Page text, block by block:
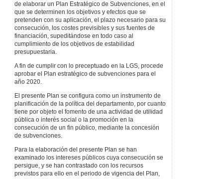
de elaborar un Plan Estratégico de Subvenciones, en el
que se determinen los objetivos y efectos que se
pretenden con su aplicación, el plazo necesario para su
consecución, los costes previsibles y sus fuentes de
financiación, supeditándose en todo caso al
cumplimiento de los objetivos de estabilidad
presupuestaria.
A fin de cumplir con lo preceptuado en la LGS, procede
aprobar el Plan estratégico de subvenciones para el
año 2020.
El presente Plan se configura como un instrumento de
planificación de la política del departamento, por cuanto
tiene por objeto el fomento de una actividad de utilidad
pública o interés social o la promoción en la
consecución de un fin público, mediante la concesión
de subvenciones.
Para la elaboración del presente Plan se han
examinado los intereses públicos cuya consecución se
persigue, y se han contrastado con los recursos
previstos para ello en el periodo de vigencia del Plan,